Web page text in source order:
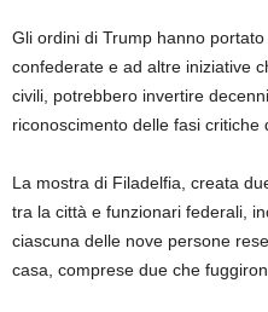
Gli ordini di Trump hanno
confederate e ad altre iniziative
civili, potrebbero invertire
riconoscimento delle fasi critiche
La mostra di Filadelfia, creata
tra la città e funzionari federali,
ciascuna delle nove persone
casa, comprese due che